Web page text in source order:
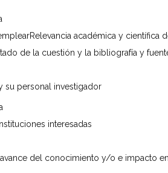
académica y científica
de la cuestión y la bibliografía y
su personal investigador
interesadas
del conocimiento y/o e impacto